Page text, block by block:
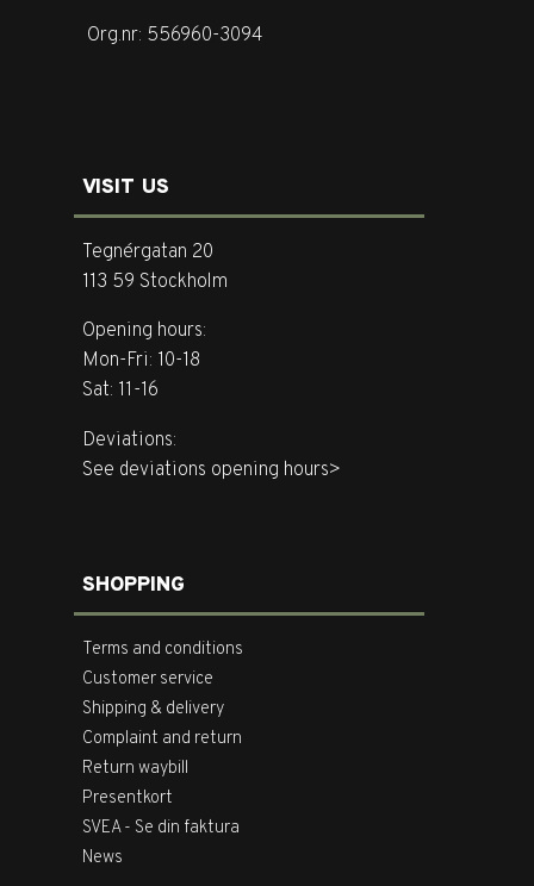
Org.nr: 556960-3094
VISIT US
Tegnérgatan 20
113 59 Stockholm
Opening hours:
Mon-Fri: 10-18
Sat: 11-16
Deviations:
See deviations opening hours>
SHOPPING
Terms and conditions
Customer service
Shipping & delivery
Complaint and return
Return waybill
Presentkort
SVEA - Se din faktura
News